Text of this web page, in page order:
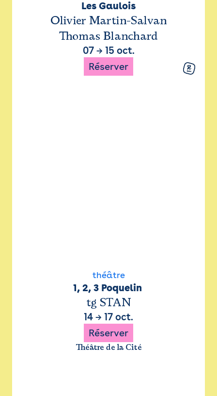
Les Gaulois
Olivier Martin-Salvan
Thomas Blanchard
07→ 15 oct.
Réserver
théâtre
1, 2, 3 Poquelin
tg STAN
14 → 17 oct.
Réserver
Théâtre de la Cité